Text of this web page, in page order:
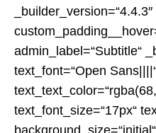
admin_label=“Subtitle“
text_font=“Open
text_font_size=“17px“
background_size=“initial“